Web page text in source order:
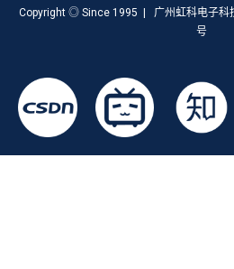
Copyright ◎ Since 1995 | 广州虹科电子科
号